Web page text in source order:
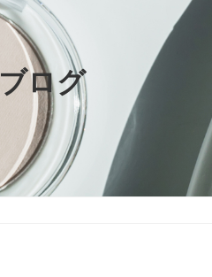
ブログ